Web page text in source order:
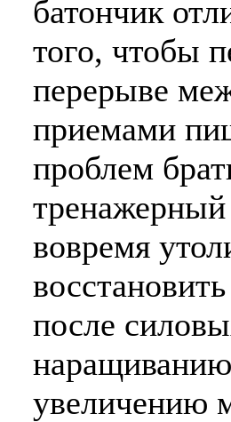
батончик
того, чтобы
перерыве
приемами
проблем
вовремя
после
увеличению